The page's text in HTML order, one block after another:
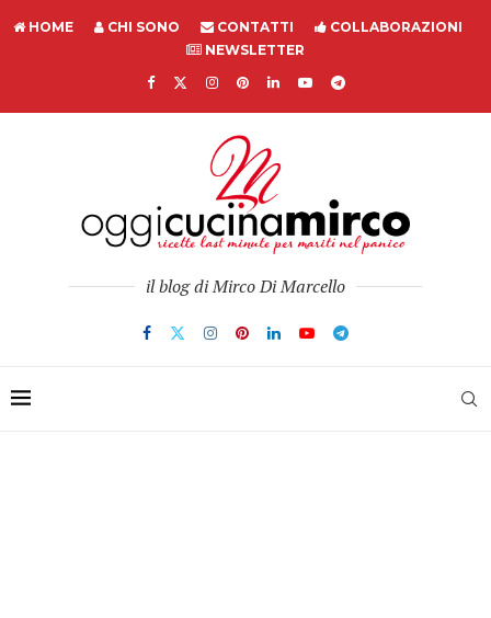
HOME CHI SONO CONTATTI
COLLABORAZIONI
NEWSLETTER
il blog di Mirco Di Marcello